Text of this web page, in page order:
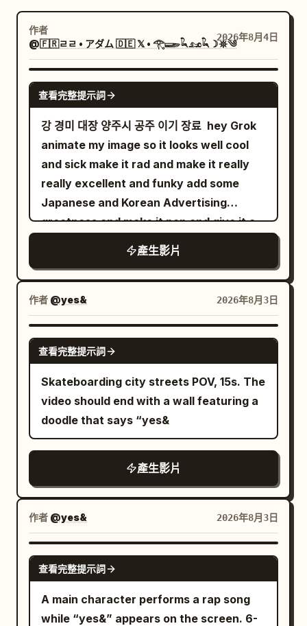
更新
作者
@🇫🇷ㄹㄹ • アダム 🇩🇪 𝕏 • 𓂀𓆃𓆗𓃭𓆗☽𖤓༄
2026年8月4日
GROK IMAGINE
查看完整提示詞
강 경미 대장 양주시 공주 이기 장료 ￼ hey Grok
animate my image so it looks well cool
and sick make it rad and make it really
really excellent and funky add some
Japanese and Korean Advertising
greatness and make it pop and give it a
funky tune cheers salute
產生影片
作者 @yes& 2026年8月3日
SEEDANCE-2.5
查看完整提示詞
Skateboarding city streets POV, 15s. The
video should end with a wall featuring a
doodle that says “yes&
產生影片
作者 @yes& 2026年8月3日
SEEDANCE-2.5
查看完整提示詞
A main character performs a rap song
while “yes&” appears on the screen. 6-